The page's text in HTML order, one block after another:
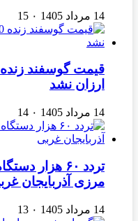
14 مرداد 1405 ۰ 15
ارزان نشد
14 مرداد 1405 ۰ 14
تردد ۶۰ هزار
مرزی آذربایجان
14 مرداد 1405 ۰ 13